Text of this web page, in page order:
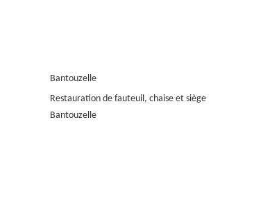
Bantouzelle
Restauration de fauteuil, chaise et siège
Bantouzelle